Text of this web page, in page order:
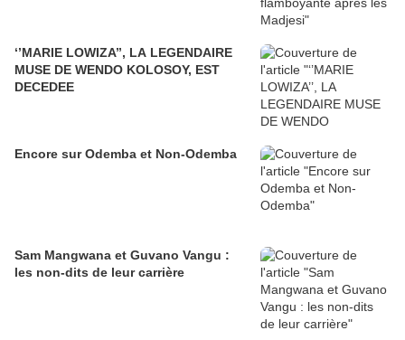
‘’MARIE LOWIZA’’, LA LEGENDAIRE
MUSE DE WENDO KOLOSOY, EST
DECEDEE
Encore sur Odemba et Non-Odemba
Sam Mangwana et Guvano Vangu :
les non-dits de leur carrière